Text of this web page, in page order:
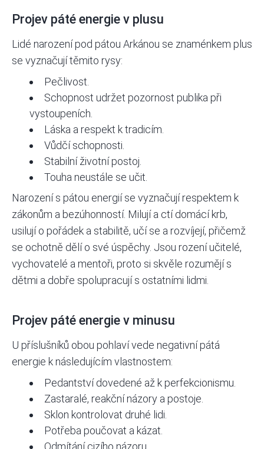
Projev páté energie v plusu
Lidé narození pod pátou Arkánou se znaménkem plus
se vyznačují těmito rysy:
Pečlivost.
Schopnost udržet pozornost publika při
vystoupeních.
Láska a respekt k tradicím.
Vůdčí schopnosti.
Stabilní životní postoj.
Touha neustále se učit.
Narození s pátou energií se vyznačují respektem k
zákonům a bezúhonností. Milují a ctí domácí krb,
usilují o pořádek a stabilitě, učí se a rozvíjejí, přičemž
se ochotně dělí o své úspěchy. Jsou rození učitelé,
vychovatelé a mentoři, proto si skvěle rozumějí s
dětmi a dobře spolupracují s ostatními lidmi.
Projev páté energie v minusu
U příslušníků obou pohlaví vede negativní pátá
energie k následujícím vlastnostem:
Pedantství dovedené až k perfekcionismu.
Zastaralé, reakční názory a postoje.
Sklon kontrolovat druhé lidi.
Potřeba poučovat a kázat.
Odmítání cizího názoru.